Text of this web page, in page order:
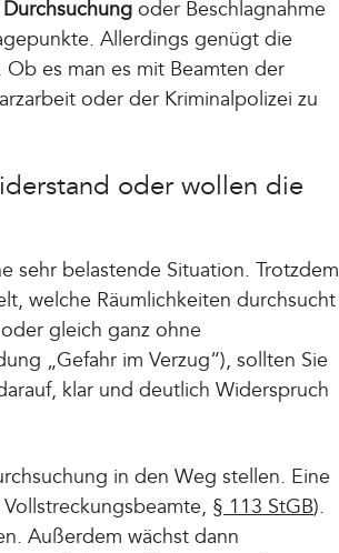
Durchsuchung oder Beschlagnahme
Allerdings genügt die
es man es mit Beamten der
oder der Kriminalpolizei zu
oder wollen die
sehr belastende Situation. Trotzdem
welche Räumlichkeiten durchsucht
gleich ganz ohne
„Gefahr im Verzug“), sollten Sie
klar und deutlich Widerspruch
in den Weg stellen. Eine
§ 113 StGB).
Außerdem wächst dann